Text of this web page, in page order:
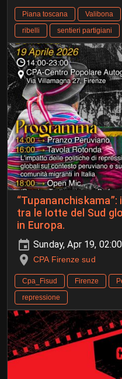
Piana toscana Valibona
ribelli
sentieri partigiani
tra le lotte del Sud
in Europa.
Sunday, Apr 19,
CPA Firenze sud
Cpa_Fisud Firenze
repressione